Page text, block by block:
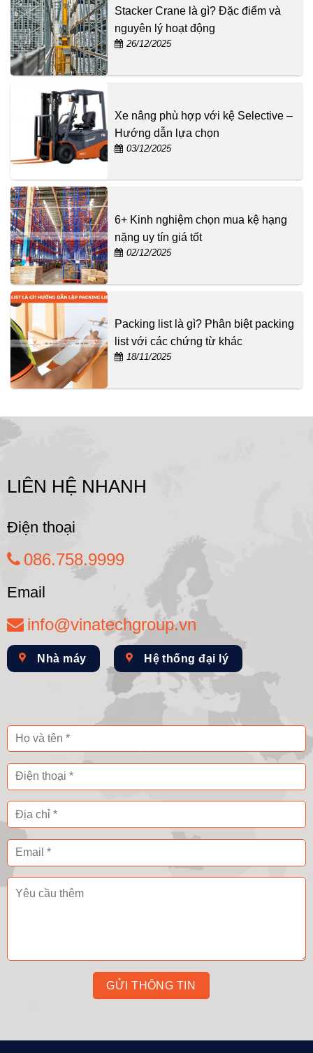
Stacker Crane là gì? Đặc điểm và
nguyên lý hoạt động
26/12/2025
Xe nâng phù hợp với kệ Selective –
Hướng dẫn lựa chọn
03/12/2025
6+ Kinh nghiệm chọn mua kệ hạng
nặng uy tín giá tốt
02/12/2025
Packing list là gì? Phân biệt packing
list với các chứng từ khác
18/11/2025
LIÊN HỆ NHANH
Điện thoại
086.758.9999
Email
info@vinatechgroup.vn
Nhà máy Hệ thống đại lý